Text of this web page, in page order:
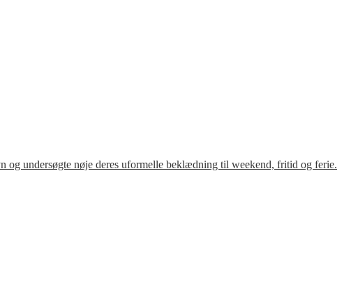
og undersøgte nøje deres uformelle beklædning til weekend, fritid og ferie.